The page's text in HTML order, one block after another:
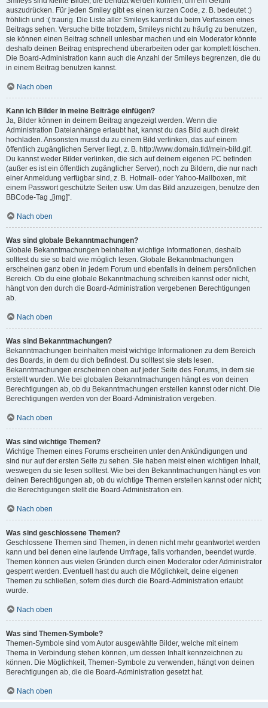
auszudrücken. Für jeden Smiley gibt es einen kurzen Code, z. B. bedeutet :)
fröhlich und :( traurig. Die Liste aller Smileys kannst du beim Verfassen eines
Beitrags sehen. Versuche bitte trotzdem, Smileys nicht zu häufig zu benutzen,
sie können einen Beitrag schnell unlesbar machen und ein Moderator könnte
deshalb deinen Beitrag entsprechend überarbeiten oder gar komplett löschen.
Die Board-Administration kann auch die Anzahl der Smileys begrenzen, die du
in einem Beitrag benutzen kannst.
Nach oben
Kann ich Bilder in meine Beiträge einfügen?
Ja, Bilder können in deinem Beitrag angezeigt werden. Wenn die
Administration Dateianhänge erlaubt hat, kannst du das Bild auch direkt
hochladen. Ansonsten musst du zu einem Bild verlinken, das auf einem
öffentlich zugänglichen Server liegt, z. B. http://www.domain.tld/mein-bild.gif.
Du kannst weder Bilder verlinken, die sich auf deinem eigenen PC befinden
(außer es ist ein öffentlich zugänglicher Server), noch zu Bildern, die nur nach
einer Anmeldung verfügbar sind, z. B. Hotmail- oder Yahoo-Mailboxen, mit
einem Passwort geschützte Seiten usw. Um das Bild anzuzeigen, benutze den
BBCode-Tag „[img]“.
Nach oben
Was sind globale Bekanntmachungen?
Globale Bekanntmachungen beinhalten wichtige Informationen, deshalb
solltest du sie so bald wie möglich lesen. Globale Bekanntmachungen
erscheinen ganz oben in jedem Forum und ebenfalls in deinem persönlichen
Bereich. Ob du eine globale Bekanntmachung schreiben kannst oder nicht,
hängt von den durch die Board-Administration vergebenen Berechtigungen
ab.
Nach oben
Was sind Bekanntmachungen?
Bekanntmachungen beinhalten meist wichtige Informationen zu dem Bereich
des Boards, in dem du dich befindest. Du solltest sie stets lesen.
Bekanntmachungen erscheinen oben auf jeder Seite des Forums, in dem sie
erstellt wurden. Wie bei globalen Bekanntmachungen hängt es von deinen
Berechtigungen ab, ob du Bekanntmachungen erstellen kannst oder nicht. Die
Berechtigungen werden von der Board-Administration vergeben.
Nach oben
Was sind wichtige Themen?
Wichtige Themen eines Forums erscheinen unter den Ankündigungen und
sind nur auf der ersten Seite zu sehen. Sie haben meist einen wichtigen Inhalt,
weswegen du sie lesen solltest. Wie bei den Bekanntmachungen hängt es von
deinen Berechtigungen ab, ob du wichtige Themen erstellen kannst oder nicht;
die Berechtigungen stellt die Board-Administration ein.
Nach oben
Was sind geschlossene Themen?
Geschlossene Themen sind Themen, in denen nicht mehr geantwortet werden
kann und bei denen eine laufende Umfrage, falls vorhanden, beendet wurde.
Themen können aus vielen Gründen durch einen Moderator oder Administrator
gesperrt werden. Eventuell hast du auch die Möglichkeit, deine eigenen
Themen zu schließen, sofern dies durch die Board-Administration erlaubt
wurde.
Nach oben
Was sind Themen-Symbole?
Themen-Symbole sind vom Autor ausgewählte Bilder, welche mit einem
Thema in Verbindung stehen können, um dessen Inhalt kennzeichnen zu
können. Die Möglichkeit, Themen-Symbole zu verwenden, hängt von deinen
Berechtigungen ab, die die Board-Administration gesetzt hat.
Nach oben